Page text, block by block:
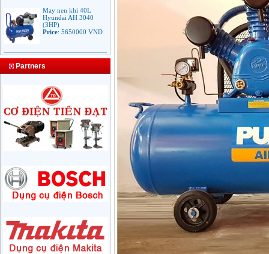
Hyundai AH 3040
(3HP)
Price:
May nen khi Puma dai
Price
May nen khi dau lien
24L (2,5HP)
Price:2250000VND
Price:3150000VND
Price: 24500000
Partners